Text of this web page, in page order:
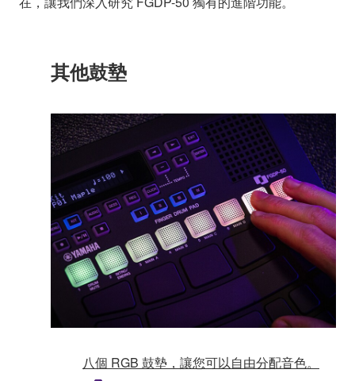
其他鼓墊
八個 RGB 鼓墊，讓您可以自由分配音色。